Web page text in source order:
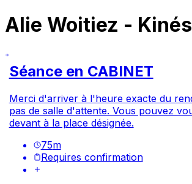
Alie Woitiez -
Séance en CABINET
Merci d'arriver à l'heure exacte du
pas de salle d'attente. Vous pouvez
devant à la place désignée.
75m
Requires confirmation